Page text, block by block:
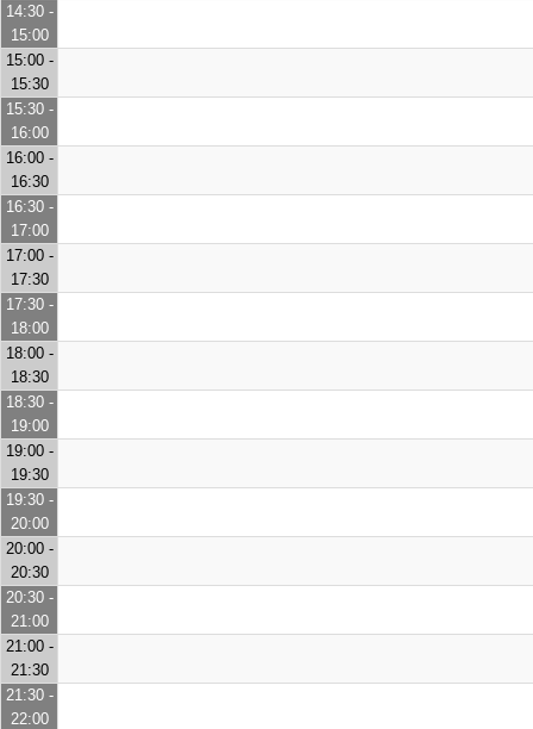
14:30 -
15:00
15:00 -
15:30
15:30 -
16:00
16:00 -
16:30
16:30 -
17:00
17:00 -
17:30
17:30 -
18:00
18:00 -
18:30
18:30 -
19:00
19:00 -
19:30
19:30 -
20:00
20:00 -
20:30
20:30 -
21:00
21:00 -
21:30
21:30 -
22:00